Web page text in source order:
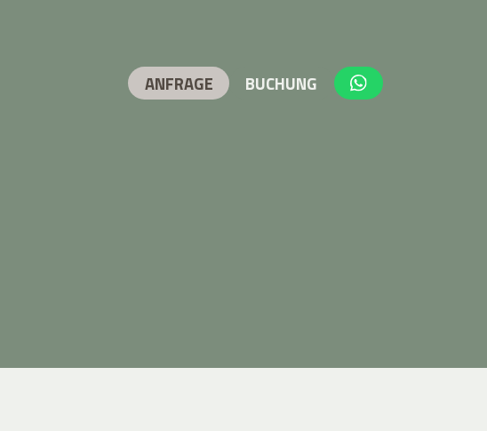
ANFRAGE BUCHUNG